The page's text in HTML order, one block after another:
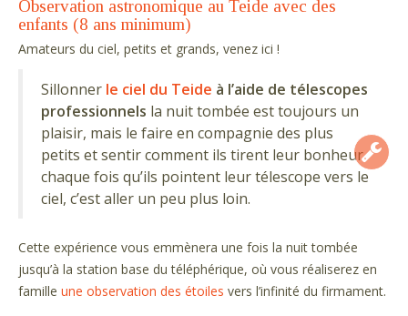
Observation astronomique au Teide avec des
enfants (8 ans minimum)
Amateurs du ciel, petits et grands, venez ici !
Sillonner le ciel du Teide à l’aide de télescopes
professionnels la nuit tombée est toujours un
plaisir, mais le faire en compagnie des plus
petits et sentir comment ils tirent leur bonheur
chaque fois qu’ils pointent leur télescope vers le
ciel, c’est aller un peu plus loin.
Cette expérience vous emmènera une fois la nuit tombée
jusqu’à la station base du téléphérique, où vous réaliserez en
famille une observation des étoiles vers l’infinité du firmament.